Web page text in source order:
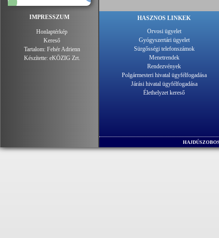
IMPRESSZUM
Honlaptérkép
Kereső
Tartalom: Fehér Adrienn
Készítette: eKÖZIG Zrt.
HASZNOS LINKEK
Orvosi ügyelet
Gyógyszertári ügyelet
Sürgősségi telefonszámok
Menetrendek
Rendezvények
Polgármesteri hivatal ügyfélfogadása
Járási hivatal ügyfélfogadása
Élethelyzet kereső